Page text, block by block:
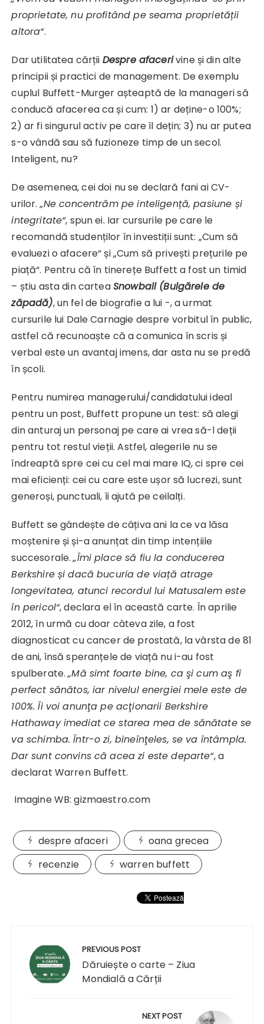
proprietate, nu profitând pe seama proprietății
altora“.
Dar utilitatea cărții Despre afacerivine și din alte
principii și practici de management. De exemplu
cuplul Buffett-Murger așteaptă de la manageri să
conducă afacerea ca și cum: 1) ar deține-o 100%;
2) ar fi singurul activ pe care îl dețin; 3) nu ar putea
s-o vândă sau să fuzioneze timp de un secol.
Inteligent, nu?
De asemenea, cei doi nu se declară fani ai CV-
urilor.„Ne concentrăm pe inteligență, pasiune și
integritate“, spun ei. Iar cursurile pe care le
recomandă studenților în investiții sunt: „Cum să
evaluezi o afacere“ și „Cum să privești prețurile pe
piață“. Pentru că în tinerețe Buffett a fost un timid
– știu asta din carteaSnowball (Bulgărele de
zăpadă), un fel de biografie a lui -, a urmat
cursurile lui Dale Carnagie despre vorbitul în public,
astfel că recunoaște că a comunica în scris și
verbal este un avantaj imens, dar asta nu se predă
în școli.
Pentru numirea managerului/candidatului ideal
pentru un post, Buffett propune un test: să alegi
din anturaj un personaj pe care ai vrea să-l deții
pentru tot restul vieții. Astfel, alegerile nu se
îndreaptă spre cei cu cel mai mare IQ, ci spre cei
mai eficienți: cei cu care este ușor să lucrezi, sunt
generoși, punctuali, îi ajută pe ceilalți.
Buffett se gândește de câțiva ani la ce va lăsa
moștenire și și-a anunțat din timp intențiile
succesorale.„Îmi place să fiu la conducerea
Berkshire și dacă bucuria de viață atrage
longevitatea, atunci recordul lui Matusalem este
în pericol“, declara el în această carte. În aprilie
2012, în urmă cu doar câteva zile, a fost
diagnosticat cu cancer de prostată, la vârsta de 81
de ani, însă speranțele de viață nu i-au fost
spulberate.„Mă simt foarte bine, ca şi cum aş fi
perfect sănătos, iar nivelul energiei mele este de
100%. Îi voi anunţa pe acţionarii Berkshire
Hathaway imediat ce starea mea de sănătate se
va schimba. Într-o zi, bineînţeles, se va întâmpla.
Dar sunt convins că acea zi este departe“, a
declarat Warren Buffett.
Imagine WB: gizmaestro.com
despre afaceri
oana grecea
recenzie
warren buffett
articole
PREVIOUS POST
Dăruiește o carte – Ziua
Mondială a Cărții
NEXT POST